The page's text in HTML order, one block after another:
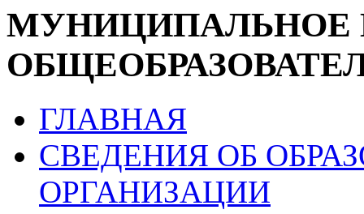
МУНИЦИПАЛЬНОЕ
ГЛАВНАЯ
СВЕДЕНИЯ ОБ
ОРГАНИЗАЦИИ